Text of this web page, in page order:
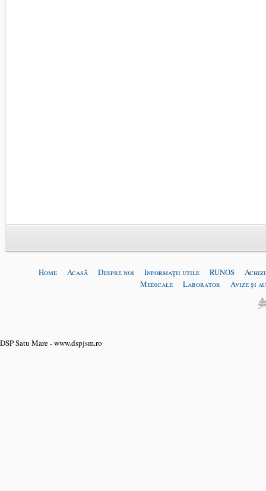
Home Acasă Despre noi Informaţii utile RUNOS
Medicale
Laborator Avize și
DSP Satu Mare - www.dspjsm.ro